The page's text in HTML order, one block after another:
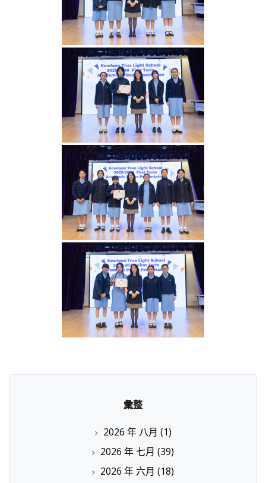
彙整
2026 年 八月 (1)
2026 年 七月 (39)
2026 年 六月 (18)